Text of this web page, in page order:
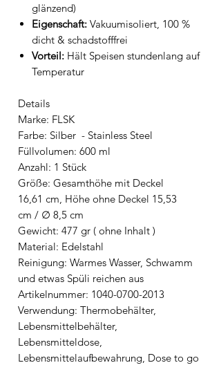
glänzend)
Eigenschaft: Vakuumisoliert, 100 %
dicht & schadstofffrei
Vorteil: Hält Speisen stundenlang auf
Temperatur
Details
Marke: FLSK
Farbe: Silber - Stainless Steel
Füllvolumen: 600 ml
Anzahl: 1 Stück
Größe: Gesamthöhe mit Deckel
16,61 cm, Höhe ohne Deckel 15,53
cm / ∅ 8,5 cm
Gewicht: 477 gr ( ohne Inhalt )
Material: Edelstahl
Reinigung: Warmes Wasser, Schwamm
und etwas Spüli reichen aus
Artikelnummer: 1040-0700-2013
Verwendung: Thermobehälter,
Lebensmittelbehälter,
Lebensmitteldose,
Lebensmittelaufbewahrung, Dose to go